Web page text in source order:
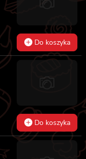
Do koszyka
Do koszyka